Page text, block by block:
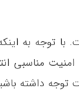
با توجه به
مناسبی
داشته